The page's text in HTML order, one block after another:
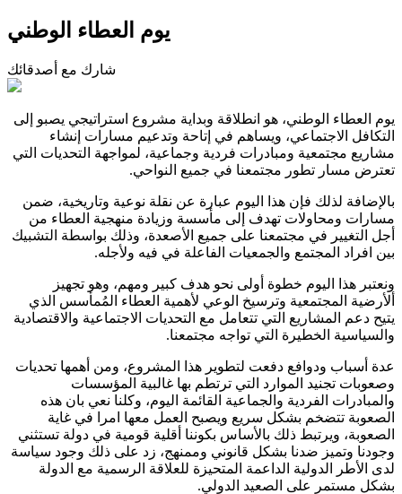
يوم العطاء الوطني
شارك مع أصدقائك
يوم العطاء الوطني، هو انطلاقة وبداية مشروع استراتيجي يصبو إلى
التكافل الاجتماعي، ويساهم في إتاحة وتدعيم مسارات إنشاء
مشاريع مجتمعية ومبادرات فردية وجماعية، لمواجهة التحديات التي
تعترض مسار تطور مجتمعنا في جميع النواحي.
بالإضافة لذلك فإن هذا اليوم عبارة عن نقلة نوعية وتاريخية، ضمن
مسارات ومحاولات تهدف إلى مأسسة وزيادة منهجية العطاء من
أجل التغيير في مجتمعنا على جميع الأصعدة، وذلك بواسطة التشبيك
بين افراد المجتمع والجمعيات الفاعلة في فيه ولأجله.
ونعتبر هذا اليوم خطوة أولى نحو هدف كبير ومهم، وهو تجهيز
ألأرضية المجتمعية وترسيخ الوعي لأهمية العطاء المُمأسس الذي
يتيح دعم المشاريع التي تتعامل مع التحديات الاجتماعية والاقتصادية
والسياسية الخطيرة التي تواجه مجتمعنا.
عدة أسباب ودوافع دفعت لتطوير هذا المشروع، ومن أهمها تحديات
وصعوبات تجنيد الموارد التي ترتطم بها غالبية المؤسسات
والمبادرات الفردية والجماعية القائمة اليوم، وكلنا نعي بان هذه
الصعوبة تتضخم بشكل سريع ويصبح العمل معها امرا في غاية
الصعوبة، ويرتبط ذلك بالأساس بكوننا أقلية قومية في دولة تستثني
وجودنا وتميز ضدنا بشكل قانوني وممنهج، زد على ذلك وجود سياسة
لدى الأطر الدولية الداعمة المتحيزة للعلاقة الرسمية مع الدولة
بشكل مستمر على الصعيد الدولي.